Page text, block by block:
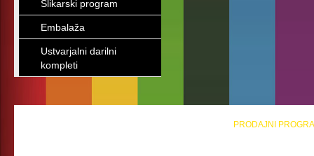
Slikarski program
Embalaža
Ustvarjalni darilni
kompleti
PRODAJNI